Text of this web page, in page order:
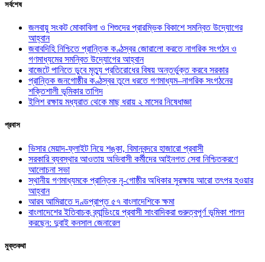
সর্বশেষ
জলবায়ু সংকট মোকাবিলা ও শিশুদের প্রারম্ভিক বিকাশে সমন্বিত উদ্যোগের
আহ্বান
জবাবদিহি নিশ্চিতে প্রান্তিক কণ্ঠস্বর জোরালো করতে নাগরিক সংগঠন ও
গণমাধ্যমের সমন্বিত উদ্যোগের আহ্বান
বাজেটে পানিতে ডুবে মৃত্যু প্রতিরোধের বিষয় অন্তর্ভুক্ত করবে সরকার
প্রান্তিক জনগোষ্ঠীর কণ্ঠস্বর তুলে ধরতে গণমাধ্যম–নাগরিক সংগঠনের
শক্তিশালী ভূমিকার তাগিদ
ইলিশ রক্ষায় মধ্যরাত থেকে মাছ ধরায় ২ মাসের নিষেধাজ্ঞা
প্রবাস
ভিসার মেয়াদ-ফ্লাইট নিয়ে শঙ্কা, বিমানবন্দরে হাজারো প্রবাসী
সরকারি ব্যবস্থার আওতায় অভিবাসী কর্মীদের আইনগত সেবা নিশ্চিতকরণে
আলোচনা সভা
স্থানীয় গণমাধ্যমকে প্রান্তিক নৃ-গোষ্ঠীর অধিকার সুরক্ষায় আরো তৎপর হওয়ার
আহ্বান
আরব আমিরাতে দণ্ডপ্রাপ্ত ৫৭ বাংলাদেশিকে ক্ষমা
বাংলাদেশের ইতিবাচক ব্র্যান্ডিংয়ে প্রবাসী সাংবাদিকরা গুরুত্বপূর্ণ ভূমিকা পালন
করছেন: দুবাই কনসাল জেনারেল
মুক্তকথা